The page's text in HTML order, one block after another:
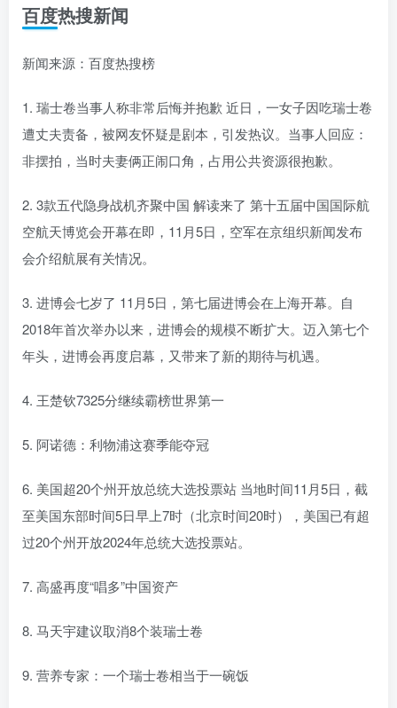
百度热搜新闻
新闻来源：百度热搜榜
1. 瑞士卷当事人称非常后悔并抱歉 近日，一女子因吃瑞士卷
遭丈夫责备，被网友怀疑是剧本，引发热议。当事人回应：
非摆拍，当时夫妻俩正闹口角，占用公共资源很抱歉。
2. 3款五代隐身战机齐聚中国 解读来了 第十五届中国国际航
空航天博览会开幕在即，11月5日，空军在京组织新闻发布
会介绍航展有关情况。
3. 进博会七岁了 11月5日，第七届进博会在上海开幕。自
2018年首次举办以来，进博会的规模不断扩大。迈入第七个
年头，进博会再度启幕，又带来了新的期待与机遇。
4. 王楚钦7325分继续霸榜世界第一
5. 阿诺德：利物浦这赛季能夺冠
6. 美国超20个州开放总统大选投票站 当地时间11月5日，截
至美国东部时间5日早上7时（北京时间20时），美国已有超
过20个州开放2024年总统大选投票站。
7. 高盛再度“唱多”中国资产
8. 马天宇建议取消8个装瑞士卷
9. 营养专家：一个瑞士卷相当于一碗饭